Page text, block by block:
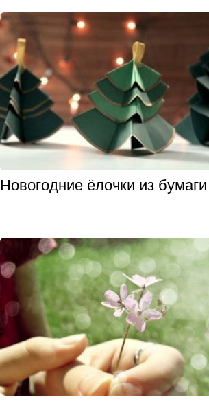
Новогодние ёлочки из бумаги